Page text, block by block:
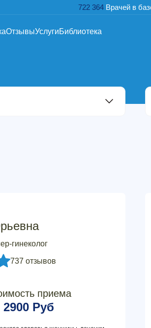
722 364 Врачей в
ОтзывыУслугиБиблиотека
гинеколог
737 отзывов
приема
2900 Руб